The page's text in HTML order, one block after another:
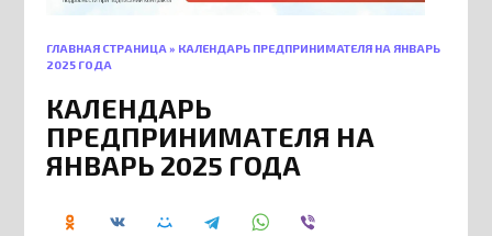
ГЛАВНАЯ СТРАНИЦА » КАЛЕНДАРЬ ПРЕДПРИНИМАТЕЛЯ НА ЯНВАРЬ
2025 ГОДА
КАЛЕНДАРЬ
ПРЕДПРИНИМАТЕЛЯ НА
ЯНВАРЬ 2025 ГОДА